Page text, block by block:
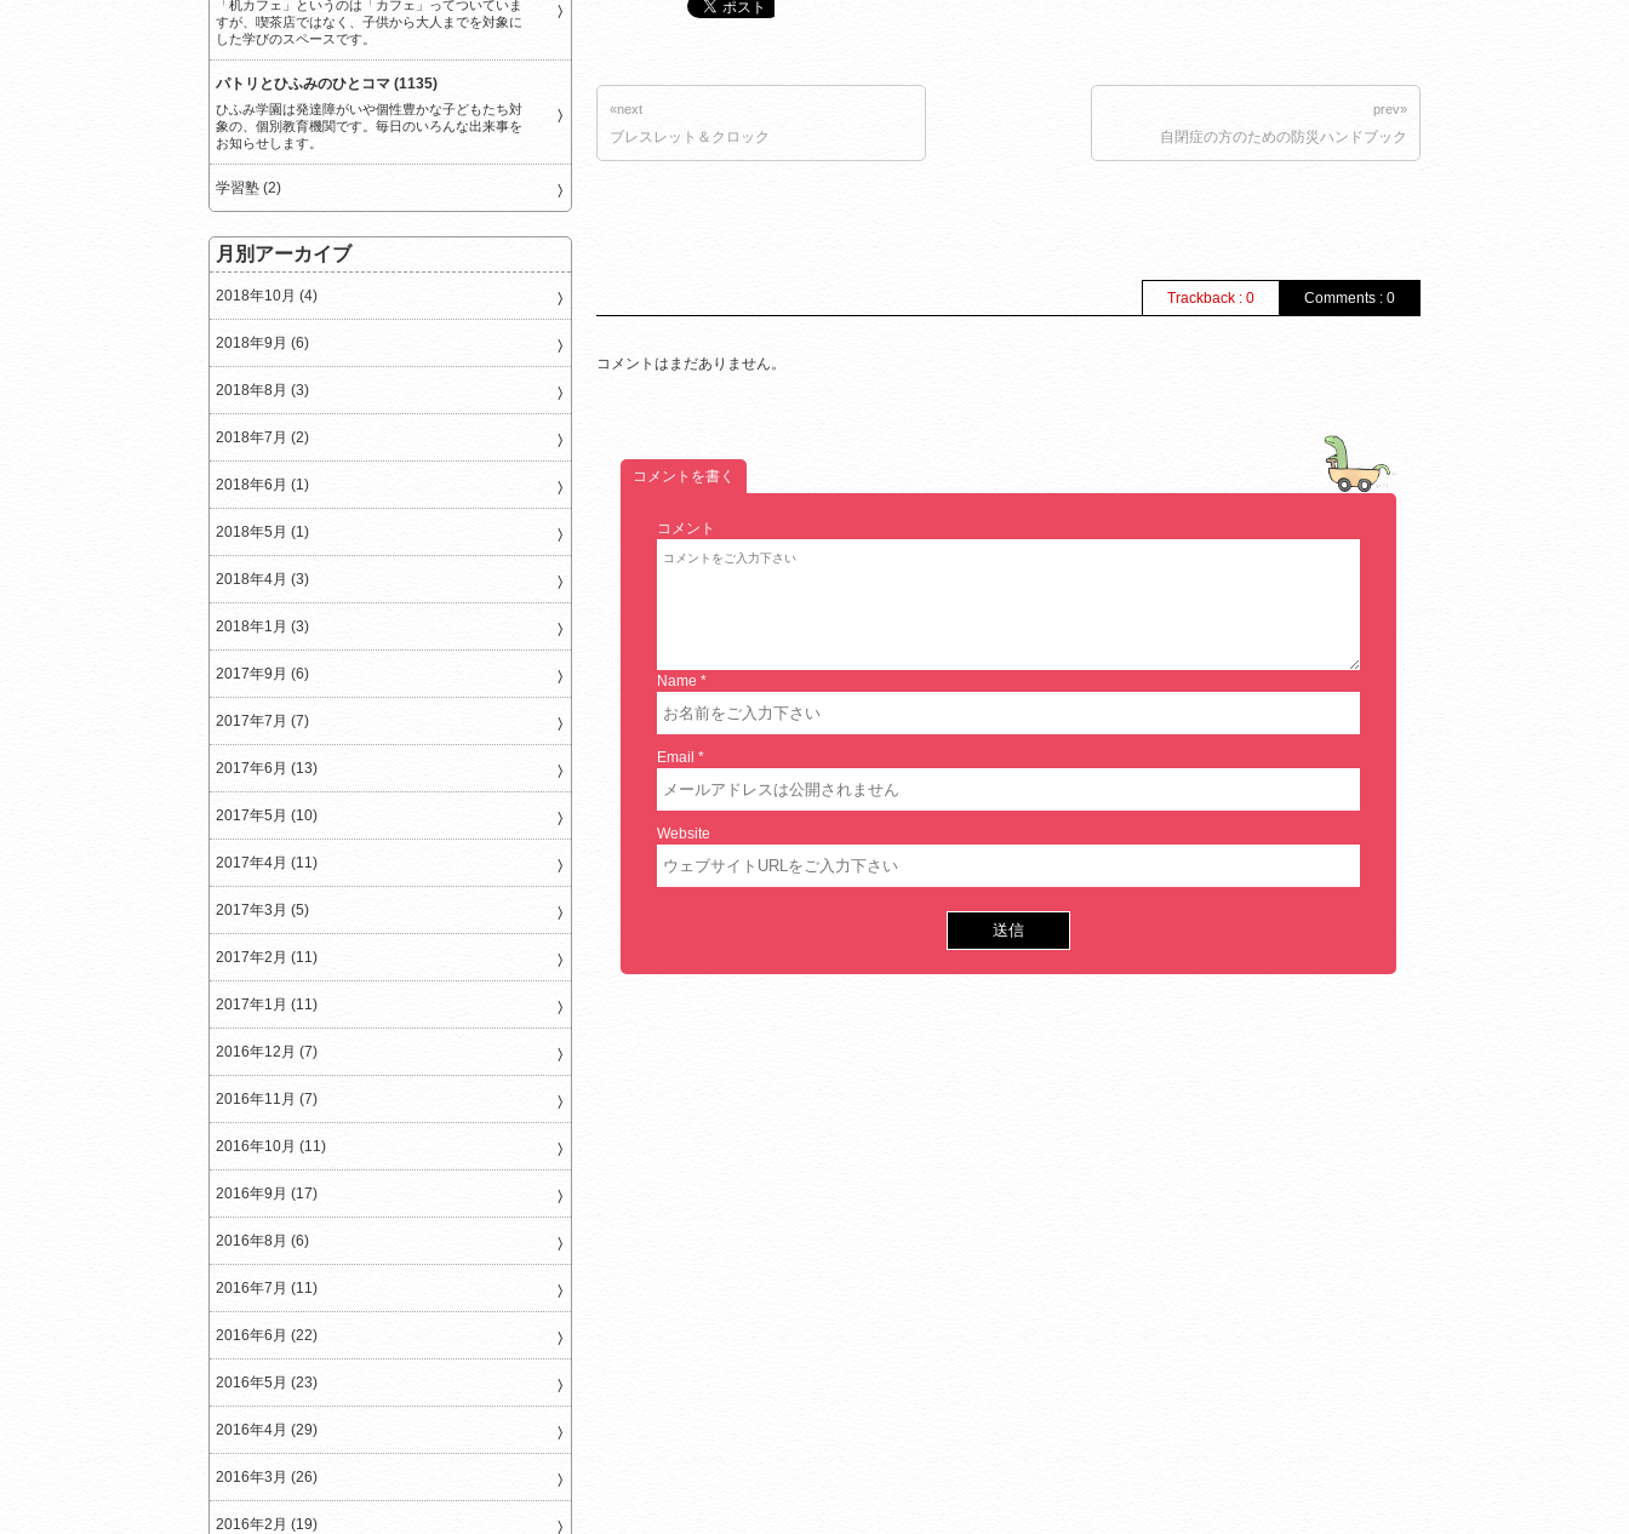
«next
ブレスレット＆クロック
prev»
自閉症の方のための防災ハンドブック
Comments : 0
Trackback : 0
コメントはまだありません。
コメントを書く
コメント
Name *
Email *
Website
「机カフェ」というのは「カフェ」ってついていま
すが、喫茶店ではなく、子供から大人までを対象に
した学びのスペースです。
パトリとひふみのひとコマ (1135)
ひふみ学園は発達障がいや個性豊かな子どもたち対
象の、個別教育機関です。毎日のいろんな出来事を
お知らせします。
学習塾 (2)
月別アーカイブ
2018年10月 (4)
2018年9月 (6)
2018年8月 (3)
2018年7月 (2)
2018年6月 (1)
2018年5月 (1)
2018年4月 (3)
2018年1月 (3)
2017年9月 (6)
2017年7月 (7)
2017年6月 (13)
2017年5月 (10)
2017年4月 (11)
2017年3月 (5)
2017年2月 (11)
2017年1月 (11)
2016年12月 (7)
2016年11月 (7)
2016年10月 (11)
2016年9月 (17)
2016年8月 (6)
2016年7月 (11)
2016年6月 (22)
2016年5月 (23)
2016年4月 (29)
2016年3月 (26)
2016年2月 (19)